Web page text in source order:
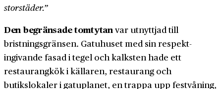
storstäder.”
Den begränsade tomtytanvar utnyttjad till
bristnings­gränsen. Gatuhuset med sin respekt­
ingivande fasad i tegel och kalksten hade ett
restaurang­kök i källaren, restaurang och
butikslokaler i gatuplanet, en trappa upp festvåning,